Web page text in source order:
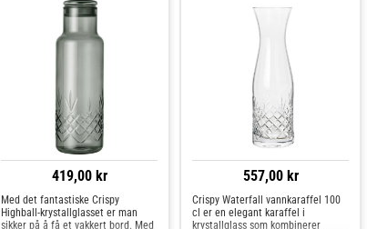
419,00 kr
Med det fantastiske Crispy
Highball-krystallglasset er man
sikker på å få et vakkert bord. Med
557,00 kr
Crispy Waterfall vannkaraffel 100
cl er en elegant karaffel i
krystallglass som kombinerer